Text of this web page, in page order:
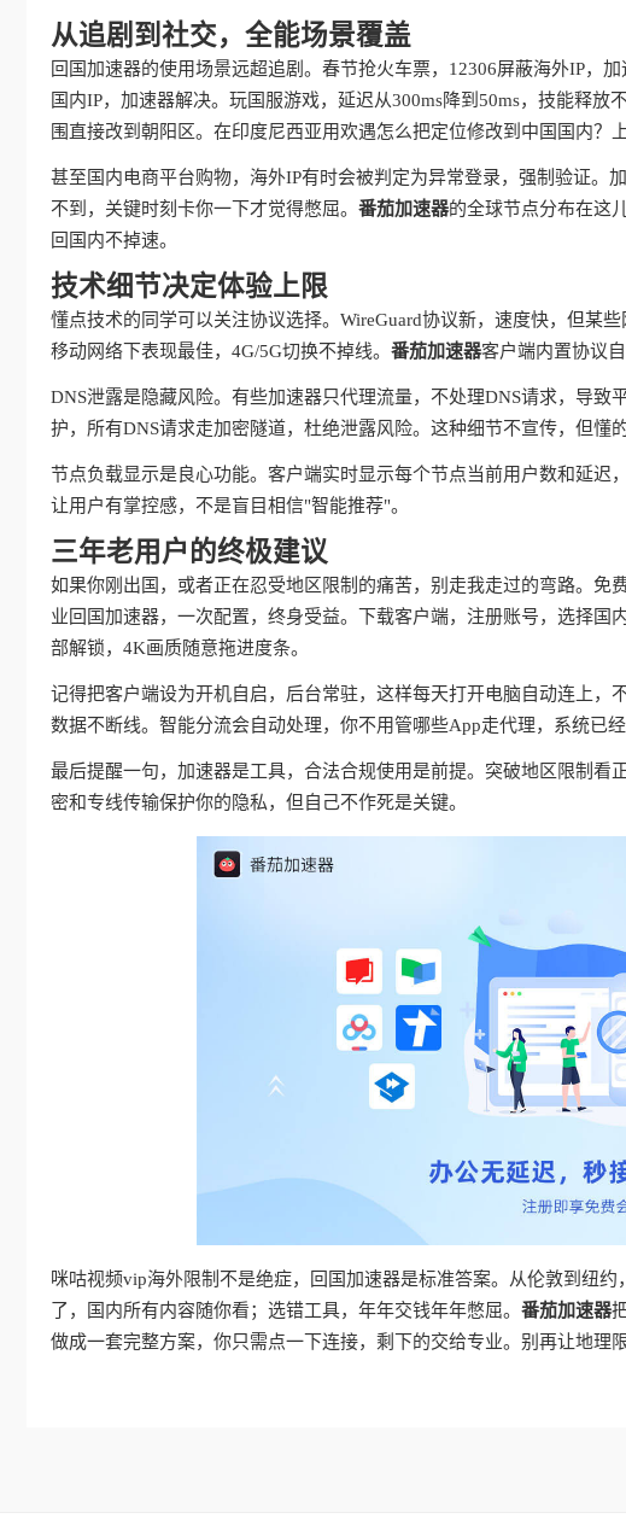
从追剧到社交，全能场景覆盖
回国加速器的使用场景远超追剧。春节抢火车票，12306屏蔽海外IP，
国内IP，加速器解决。玩国服游戏，延迟从300ms降到50ms，技能释
围直接改到朝阳区。在印度尼西亚用欢遇怎么把定位修改到中国国内？
甚至国内电商平台购物，海外IP有时会被判定为异常登录，强制验证。
不到，关键时刻卡你一下才觉得憋屈。 番茄加速器的全球节点分布在这
回国内不掉速。
技术细节决定体验上限
懂点技术的同学可以关注协议选择。WireGuard协议新，速度快，但某
移动网络下表现最佳，4G/5G切换不掉线。 番茄加速器客户端内置协议
DNS泄露是隐藏风险。有些加速器只代理流量，不处理DNS请求，导致
护，所有DNS请求走加密隧道，杜绝泄露风险。这种细节不宣传，但懂
节点负载显示是良心功能。客户端实时显示每个节点当前用户数和延
让用户有掌控感，不是盲目相信"智能推荐"。
三年老用户的终极建议
如果你刚出国，或者正在忍受地区限制的痛苦，别走我走过的弯路。免
业回国加速器，一次配置，终身受益。下载客户端，注册账号，选择
部解锁，4K画质随意拖进度条。
记得把客户端设为开机自启，后台常驻，这样每天打开电脑自动连上
数据不断线。智能分流会自动处理，你不用管哪些App走代理，系统已经
最后提醒一句，加速器是工具，合法合规使用是前提。突破地区限制看
密和专线传输保护你的隐私，但自己不作死是关键。
咪咕视频vip海外限制不是绝症，回国加速器是标准答案。从伦敦到纽
了，国内所有内容随你看；选错工具，年年交钱年年憋屈。 番茄加速器
做成一套完整方案，你只需点一下连接，剩下的交给专业。别再让地理